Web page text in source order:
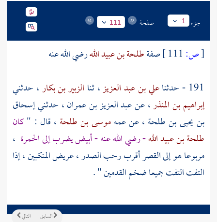
جزء 1 صفحة 111
[ص: صفةطلحة بن عبيد اللهرضي الله عنه
191 - حدثنا
علي بن عبد العزيز، ثنا الزبير بن بكار، حدثني
إبراهيم بن المنذر، عنعبد العزيز بن عمران، حدثنيإسحاق
بن يحيى بن طلحة ، عن عمهموسى بن طلحة ، قال : "كان
طلحة بن عبيد الله- رضي الله عنه - أبيض يضرب إلى الحمرة ،
مربوعا هو إلى القصر أقرب رحب الصدر ، عريض المنكبين ، إذا
التفت التفت جميعا ضخم القدمين " .
التالي السابق